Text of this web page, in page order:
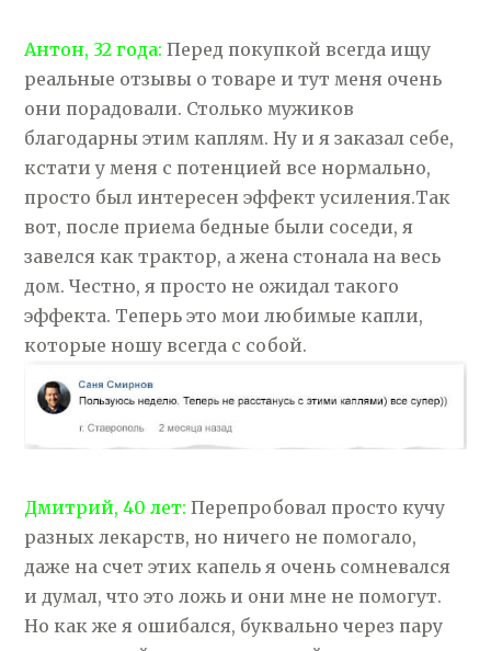
Антон, 32 года:Перед покупкой всегда ищу
реальные отзывы о товаре и тут меня очень
они порадовали. Столько мужиков
благодарны этим каплям. Ну и я заказал себе,
кстати у меня с потенцией все нормально,
просто был интересен эффект усиления.Так
вот, после приема бедные были соседи, я
завелся как трактор, а жена стонала на весь
дом. Честно, я просто не ожидал такого
эффекта. Теперь это мои любимые капли,
которые ношу всегда с собой.
Дмитрий, 40 лет:Перепробовал просто кучу
разных лекарств, но ничего не помогало,
даже на счет этих капель я очень сомневался
и думал, что это ложь и они мне не помогут.
Но как же я ошибался, буквально через пару